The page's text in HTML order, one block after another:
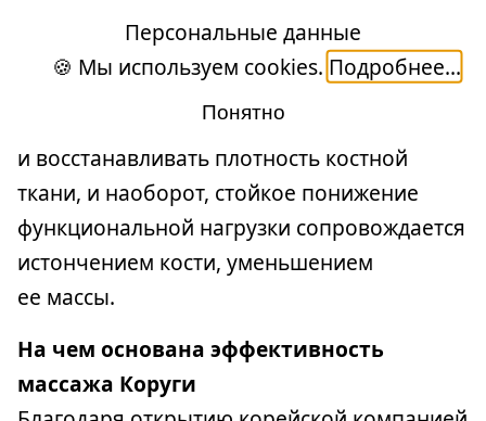
пьезоэлектрический заряд, занимаясь
в спортзале, катаясь на велосипеде, играя
в теннис. Заряд этот обладает
удивительным свойством укреплять
и восстанавливать плотность костной
ткани, и наоборот, стойкое понижение
функциональной нагрузки сопровождается
истончением кости, уменьшением
ее массы.
На чем основана эффективность
массажа Коруги
Персональные данные
🍪 Мы используем cookies. Подробнее...
Понятно